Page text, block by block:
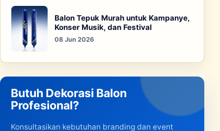
Balon Tepuk Murah untuk Kampanye,
Konser Musik, dan Festival
08 Jun 2026
Butuh Dekorasi Balon
Profesional?
Konsultasikan kebutuhan branding dan event